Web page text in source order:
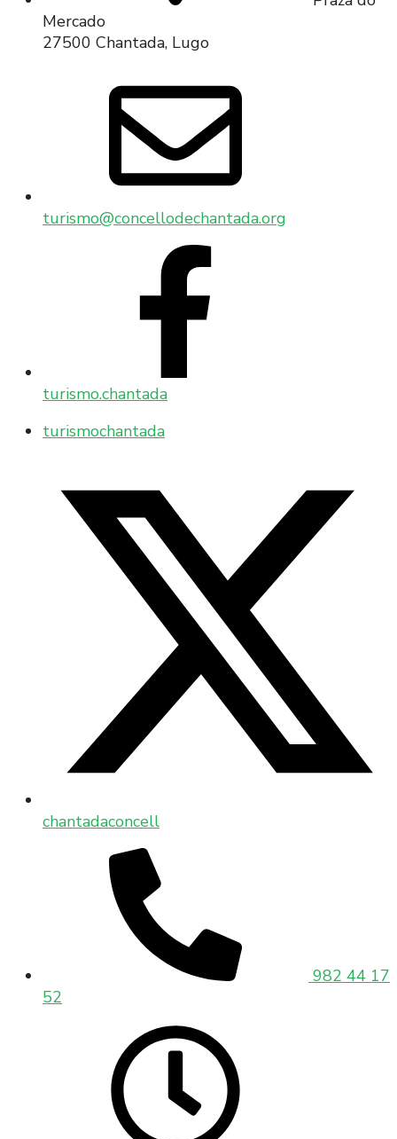
Mercado
27500 Chantada, Lugo
turismo@concellodechantada.org
turismo.chantada
turismochantada
chantadaconcell
982 44 17
52